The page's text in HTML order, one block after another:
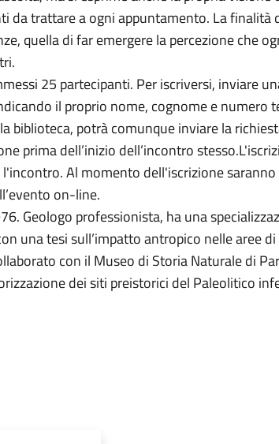
da trattare a ogni appuntamento. La finalità
quella di far emergere la percezione che
25 partecipanti. Per iscriversi, inviare
il proprio nome, cognome e numero
biblioteca, potrà comunque inviare la
prima dell’inizio dell’incontro
Al momento dell'iscrizione
on-line.
Geologo professionista, ha una
una tesi sull’impatto antropico nelle aree di
con il Museo di Storia Naturale di
dei siti preistorici del Paleolitico